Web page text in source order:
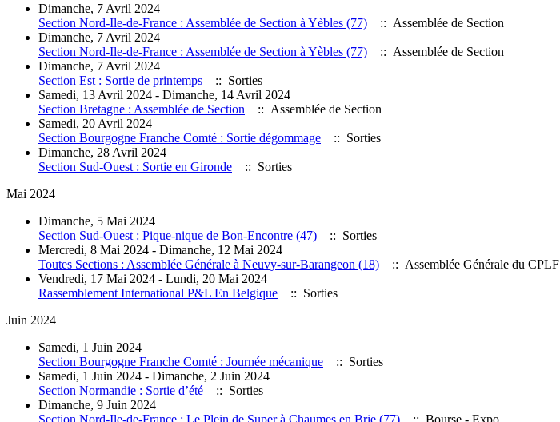
Dimanche, 7 Avril 2024
Section Nord-Ile-de-France : Assemblée de Section à Yèbles (77)
:: Assemblée de Section
Dimanche, 7 Avril 2024
Section Nord-Ile-de-France : Assemblée de Section à Yèbles (77)
:: Assemblée de Section
Dimanche, 7 Avril 2024
Section Est : Sortie de printemps
:: Sorties
Samedi, 13 Avril 2024 - Dimanche, 14 Avril 2024
Section Bretagne : Assemblée de Section
:: Assemblée de Section
Samedi, 20 Avril 2024
Section Bourgogne Franche Comté : Sortie dégommage
:: Sorties
Dimanche, 28 Avril 2024
Section Sud-Ouest : Sortie en Gironde
:: Sorties
Mai 2024
Dimanche, 5 Mai 2024
Section Sud-Ouest : Pique-nique de Bon-Encontre (47)
:: Sorties
Mercredi, 8 Mai 2024 - Dimanche, 12 Mai 2024
Toutes Sections : Assemblée Générale à Neuvy-sur-Barangeon (18)
:: Assemblée Générale du CPLF
Vendredi, 17 Mai 2024 - Lundi, 20 Mai 2024
Rassemblement International P&L En Belgique
:: Sorties
Juin 2024
Samedi, 1 Juin 2024
Section Bourgogne Franche Comté : Journée mécanique
:: Sorties
Samedi, 1 Juin 2024 - Dimanche, 2 Juin 2024
Section Normandie : Sortie d’été
:: Sorties
Dimanche, 9 Juin 2024
Section Nord-Ile-de-France : Le Plein de Super à Chaumes en Brie (77)
:: Bourse - Expo